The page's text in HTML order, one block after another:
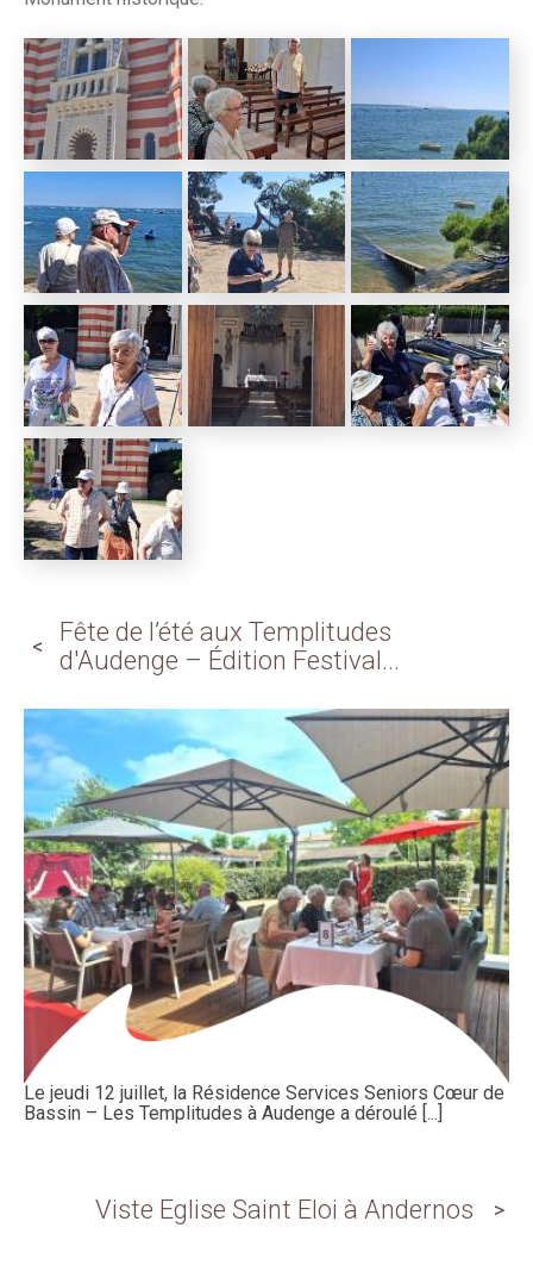
Fête de l’été aux Templitudes
d'Audenge – Édition Festival...
Le jeudi 12 juillet, la Résidence Services Seniors Cœur de
Bassin – Les Templitudes à Audenge a déroulé [...]
Viste Eglise Saint Eloi à Andernos